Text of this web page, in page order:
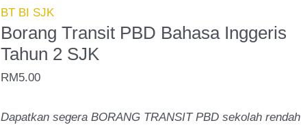
BT BI SJK
Borang Transit PBD Bahasa Inggeris
Tahun 2 SJK
RM5.00
Dapatkan segera BORANG TRANSIT PBD sekolah rendah
Bahasa
Inggeris
Tahun
SJK